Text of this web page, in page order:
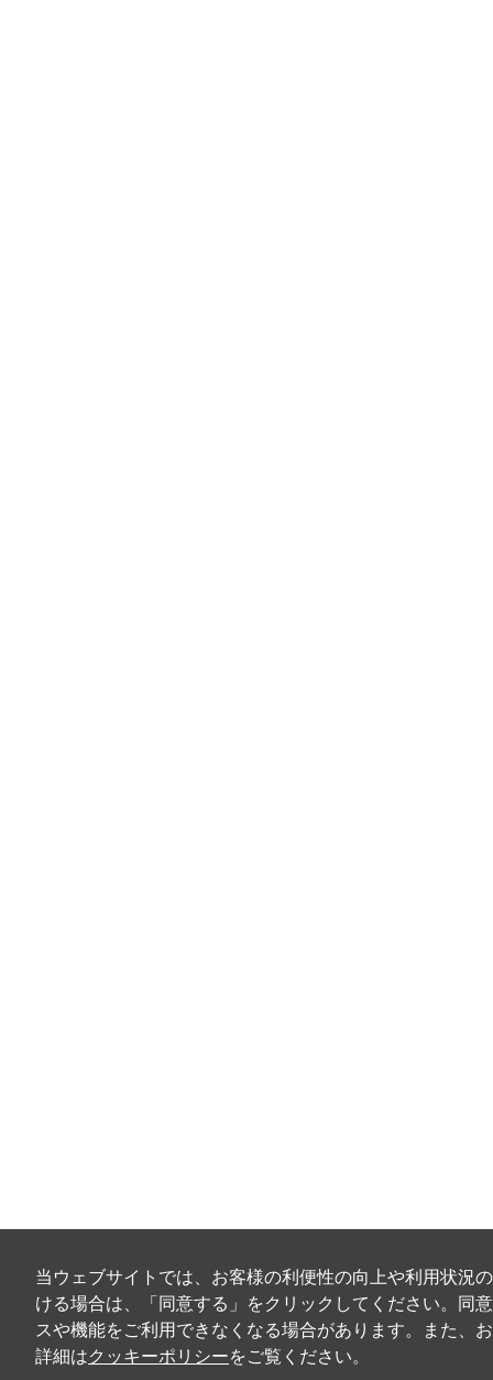
当ウェブサイトでは、お客様の利便性の向上や利用状況
ける場合は、「同意する」をクリックしてください。同
スや機能をご利用できなくなる場合があります。また、
詳細はクッキーポリシーをご覧ください。